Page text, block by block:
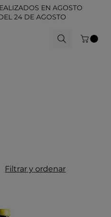
EN AGOSTO
24 DE AGOSTO
Filtrar y ordenar